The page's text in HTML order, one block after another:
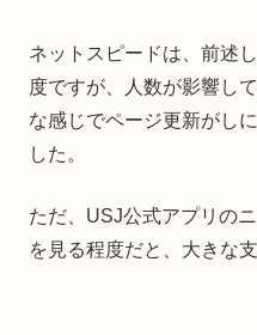
ネットスピードは、前述
度ですが、人数が影響し
な感じでページ更新がし
した。
ただ、USJ公式アプリの
を見る程度だと、大きな